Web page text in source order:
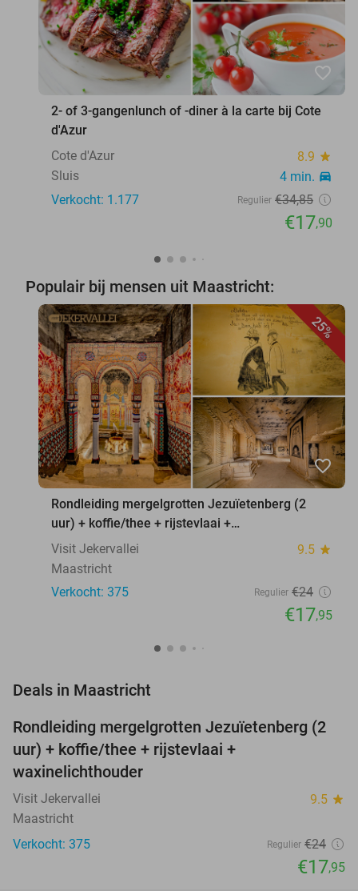
favorite_border
2- of 3-gangenlunch of -diner à la carte bij Cote
d'Azur
Cote d'Azur
8.9 star
Sluis 4 min. directions_car
Verkocht: 1.177 Regulier €34,85
€17,90
Populair bij mensen uit Maastricht:
25%
favorite_border
Rondleiding mergelgrotten Jezuïetenberg (2
uur) + koffie/thee + rijstevlaai +
waxinelichthouder
Visit Jekervallei 9.5 star
Maastricht
Verkocht: 375
Regulier €24
€17,95
Deals in Maastricht
25%
Rondleiding mergelgrotten Jezuïetenberg (2
uur) + koffie/thee + rijstevlaai +
waxinelichthouder
Visit Jekervallei 9.5 star
Maastricht
Verkocht: 375
Regulier €24
€17,95